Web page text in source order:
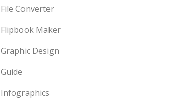
File Converter
Flipbook Maker
Graphic Design
Guide
Infographics